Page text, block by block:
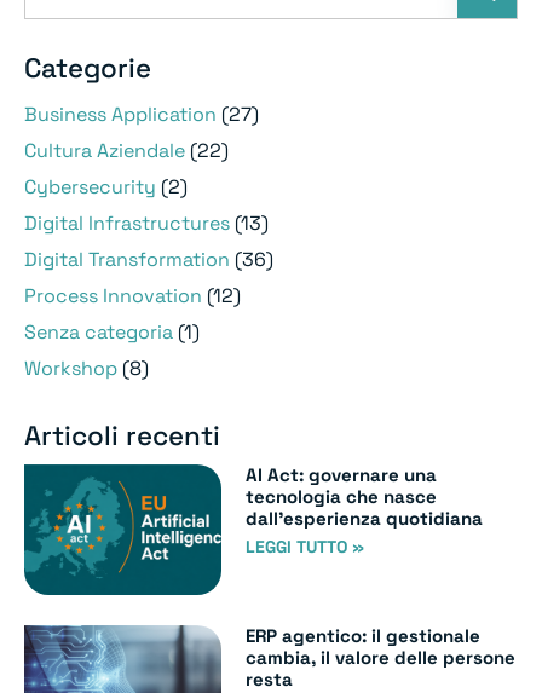
Categorie
Business Application (27)
Cultura Aziendale (22)
Cybersecurity (2)
Digital Infrastructures (13)
Digital Transformation (36)
Process Innovation (12)
Senza categoria (1)
Workshop (8)
Articoli recenti
AI Act: governare una
tecnologia che nasce
dall’esperienza quotidiana
LEGGI TUTTO »
ERP agentico: il gestionale
cambia, il valore delle persone
resta